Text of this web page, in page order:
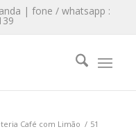
| fone / whatsapp :
Café com Limão / 51